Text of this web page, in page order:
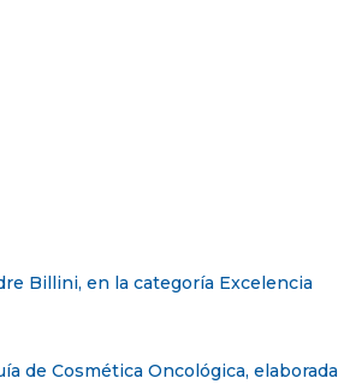
Billini, en la categoría Excelencia
de Cosmética Oncológica, elaborada